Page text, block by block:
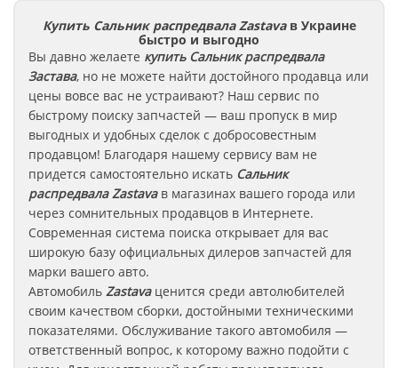
Купить Сальник распредвала Zastavaв Украине
быстро и выгодно
Вы давно желаете купить Сальник распредвала
Застава, но не можете найти достойного продавца или
цены вовсе вас не устраивают? Наш сервис по
быстрому поиску запчастей — ваш пропуск в мир
выгодных и удобных сделок с добросовестным
продавцом! Благодаря нашему сервису вам не
придется самостоятельно искать Сальник
распредвалаZastavaв магазинах вашего города или
через сомнительных продавцов в Интернете.
Современная система поиска открывает для вас
широкую базу официальных дилеров запчастей для
марки вашего авто.
Автомобиль Zastava ценится среди автолюбителей
своим качеством сборки, достойными техническими
показателями. Обслуживание такого автомобиля —
ответственный вопрос, к которому важно подойти с